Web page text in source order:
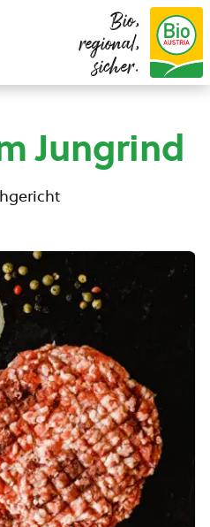
Bio,
regional,
sicher.
Jungrind